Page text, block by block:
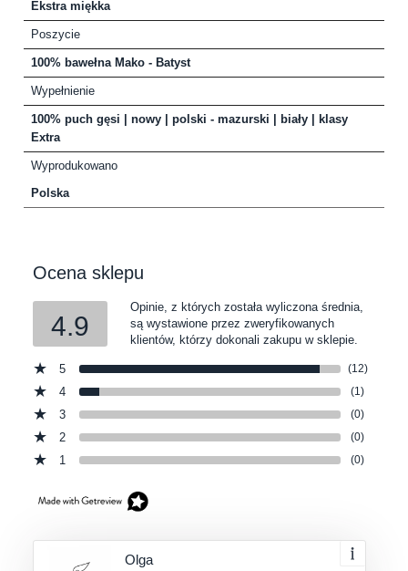
Ekstra miękka
Poszycie
100% bawełna Mako - Batyst
Wypełnienie
100% puch gęsi | nowy | polski - mazurski | biały | klasy
Extra
Wyprodukowano
Polska
Ocena sklepu
4.9
Opinie, z których została wyliczona średnia,
są wystawione przez zweryfikowanych
klientów, którzy dokonali zakupu w sklepie.
5 (12)
4 (1)
3 (0)
2 (0)
1 (0)
Olga